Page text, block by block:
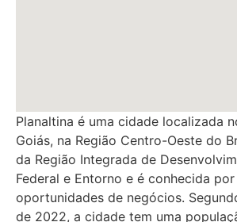
Planaltina é uma cidade localizada
Goiás, na Região Centro-Oeste do
da Região Integrada de
Federal e Entorno e é conhecida por
oportunidades de negócios.
de 2022, a cidade tem uma